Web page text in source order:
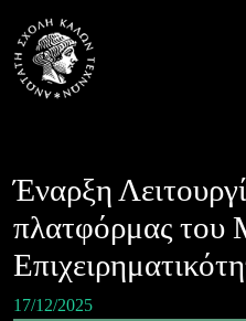
content
Έναρξη
πλατφόρμας του
17/12/2025